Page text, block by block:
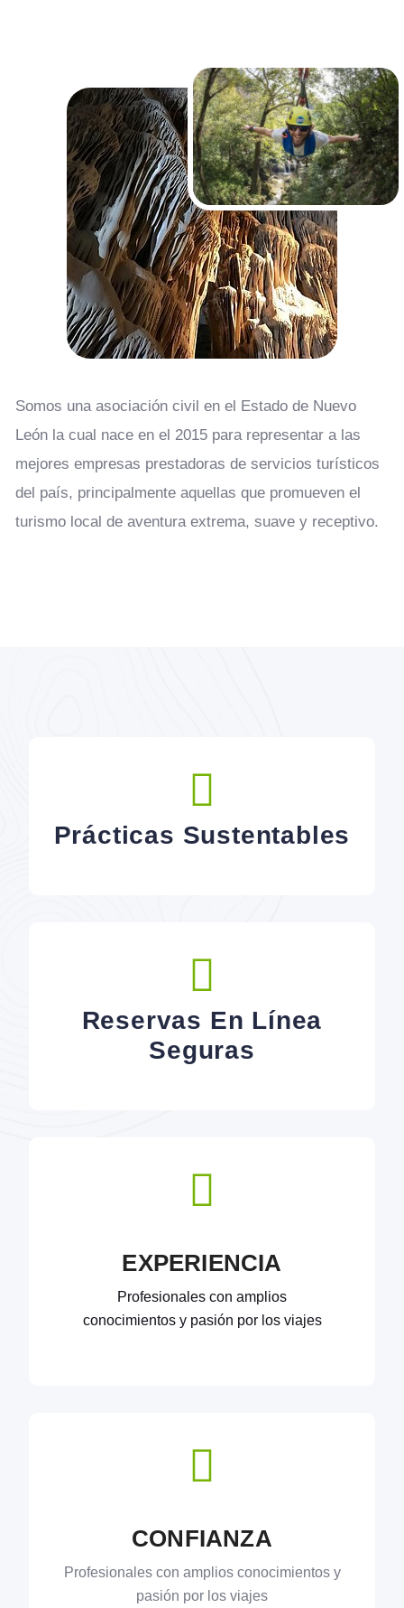
Somos una asociación civil en el Estado de Nuevo
León la cual nace en el 2015 para representar a las
mejores empresas prestadoras de servicios turísticos
del país, principalmente aquellas que promueven el
turismo local de aventura extrema, suave y receptivo.
Prácticas Sustentables
Reservas En Línea
Seguras
EXPERIENCIA
Profesionales con amplios
conocimientos y pasión por los viajes
CONFIANZA
Profesionales con amplios conocimientos y
pasión por los viajes